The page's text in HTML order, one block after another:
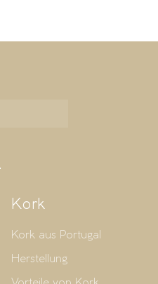
Kork
Kork aus Portugal
Herstellung